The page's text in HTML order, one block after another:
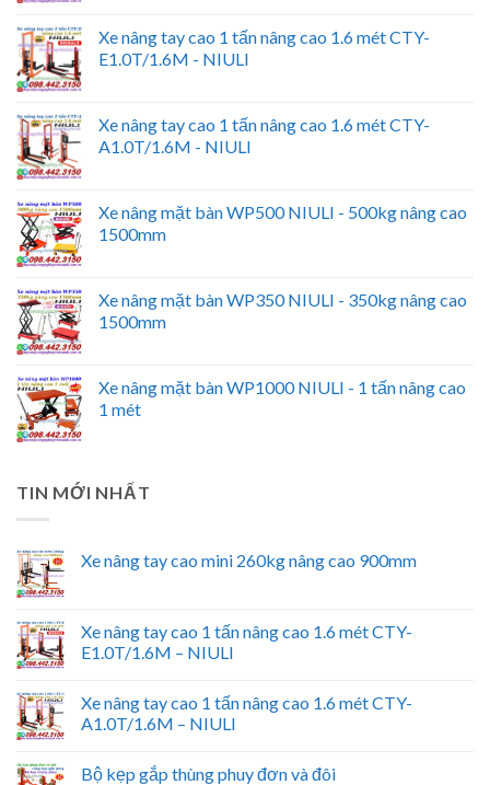
Xe nâng tay cao 1 tấn nâng cao 1.6 mét CTY-
E1.0T/1.6M - NIULI
Xe nâng tay cao 1 tấn nâng cao 1.6 mét CTY-
A1.0T/1.6M - NIULI
Xe nâng mặt bàn WP500 NIULI - 500kg nâng cao
1500mm
Xe nâng mặt bàn WP350 NIULI - 350kg nâng cao
1500mm
Xe nâng mặt bàn WP1000 NIULI - 1 tấn nâng cao
1 mét
TIN MỚI NHẤT
Xe nâng tay cao mini 260kg nâng cao 900mm
Xe nâng tay cao 1 tấn nâng cao 1.6 mét CTY-
E1.0T/1.6M – NIULI
Xe nâng tay cao 1 tấn nâng cao 1.6 mét CTY-
A1.0T/1.6M – NIULI
Bộ kẹp gắp thùng phuy đơn và đôi